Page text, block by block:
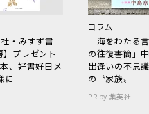
・みすず書
プレゼント
、好書好日メ
に
コラム
「海をわた
の往復書簡」
出逢いの不思
の〝家族〟
PR by 集英社